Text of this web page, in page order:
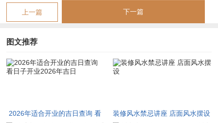
春季选日，宜取地支为申、酉、亥、子之日，以金水调与过旺之
入夏之后，巳午未月火土燥烈，丙午年逢夏令，乃是火上加火，
多木焚、金销水干」之局，主经营者身心俱疲，虽表面看客流量
源，故秋季开业，只要避开与太岁相冲之日，往往能收事半功倍
上一篇 下一篇
图文推荐
2026年适合开业的吉日查询 看
装修风水禁忌讲座 店面风水摆设